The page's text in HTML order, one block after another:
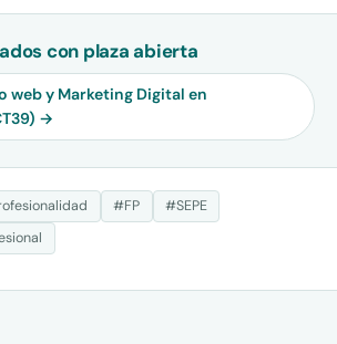
con plaza abierta
web y Marketing Digital en
→
#FP
#SEPE